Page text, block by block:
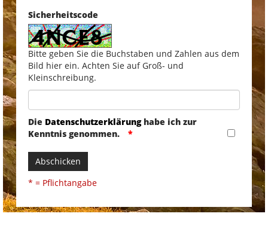
Sicherheitscode
Bitte geben Sie die Buchstaben und Zahlen aus dem
Bild hier ein. Achten Sie auf Groß- und
Kleinschreibung.
Die Datenschutzerklärunghabe ich zur
Kenntnis genommen.
Abschicken
* = Pflichtangabe